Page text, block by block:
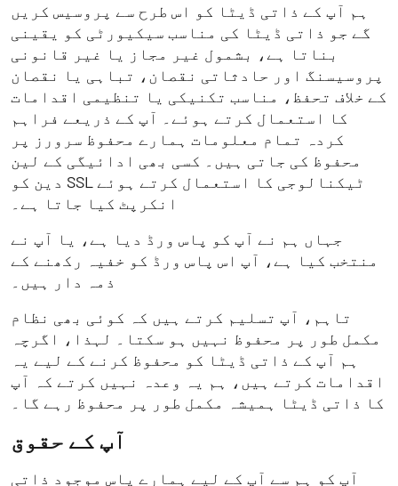
ہم آپ کے ذاتی ڈیٹا کو اس طرح سے پروسیس کریں
گے جو ذاتی ڈیٹا کی مناسب سیکیورٹی کو یقینی
بناتا ہے، بشمول غیر مجاز یا غیر قانونی
پروسیسنگ اور حادثاتی نقصان، تباہی یا نقصان
کے خلاف تحفظ، مناسب تکنیکی یا تنظیمی اقدامات
کا استعمال کرتے ہوئے۔ آپ کے ذریعے فراہم
کردہ تمام معلومات ہمارے محفوظ سرورز پر
محفوظ کی جاتی ہیں۔ کسی بھی ادائیگی کے لین
دین کو SSL ٹیکنالوجی کا استعمال کرتے ہوئے
انکرپٹ کیا جاتا ہے۔
جہاں ہم نے آپ کو پاس ورڈ دیا ہے، یا آپ نے
منتخب کیا ہے، آپ اس پاس ورڈ کو خفیہ رکھنے کے
ذمہ دار ہیں۔
تاہم، آپ تسلیم کرتے ہیں کہ کوئی بھی نظام
مکمل طور پر محفوظ نہیں ہو سکتا۔ لہذا، اگرچہ
ہم آپ کے ذاتی ڈیٹا کو محفوظ کرنے کے لیے یہ
اقدامات کرتے ہیں، ہم یہ وعدہ نہیں کرتے کہ آپ
کا ذاتی ڈیٹا ہمیشہ مکمل طور پر محفوظ رہے گا۔
آپ کے حقوق
آپ کو ہم سے آپ کے لیے ہمارے پاس موجود ذاتی